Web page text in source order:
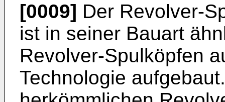
[0009] Der Revolver-
ist in seiner Bauart
Revolver-Spulköpfen
Technologie